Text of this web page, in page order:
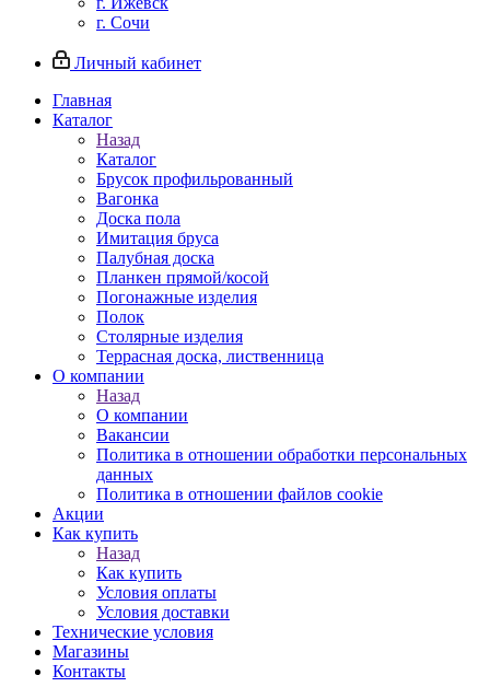
г. Сочи
Личный кабинет
Главная
Каталог
Назад
Каталог
Брусок профильрованный
Вагонка
Доска пола
Имитация бруса
Палубная доска
Планкен прямой/косой
Погонажные изделия
Полок
Столярные изделия
Террасная доска, лиственница
О компании
Назад
О компании
Вакансии
Политика в отношении обработки персональных
данных
Политика в отношении файлов cookie
Акции
Как купить
Назад
Как купить
Условия оплаты
Условия доставки
Технические условия
Магазины
Контакты